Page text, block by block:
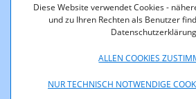
Diese Website verwendet Cookies -
und zu Ihren Rechten als Benutzer
ALLEN COOKIES
NUR TECHNISCH NOTWENDIGE
Eine schriftliche Vollmacht ist nicht
wenn Sie sich durch eine zur
Parteienvertretung befugte Person
vertreten lassen,